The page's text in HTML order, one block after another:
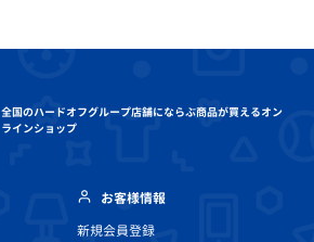
全国のハードオフグループ店舗にならぶ商品が買えるオン
ラインショップ
お客様情報
新規会員登録